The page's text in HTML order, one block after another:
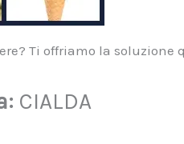
Ti offriamo la soluzione
CIALDA